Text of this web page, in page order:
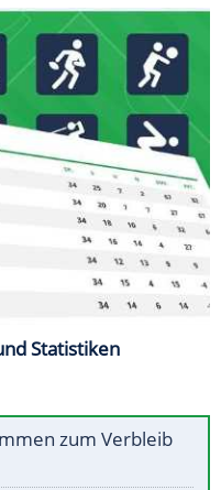
Statistiken
zum Verbleib